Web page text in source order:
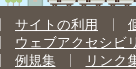
サイトの利用
ウェブアクセシビ
例規集
リンク